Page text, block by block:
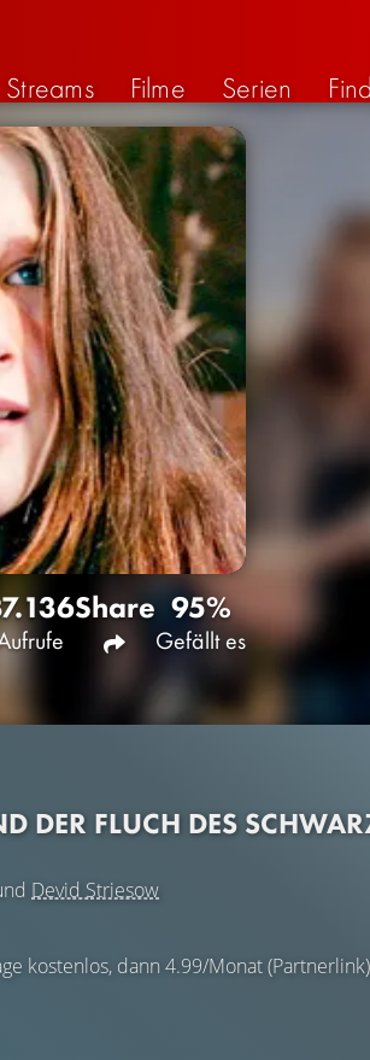
Streams Filme Serien
Share 95%
Gefällt es
DER FLUCH DES
Devid Striesow
kostenlos, dann 4.99/Monat